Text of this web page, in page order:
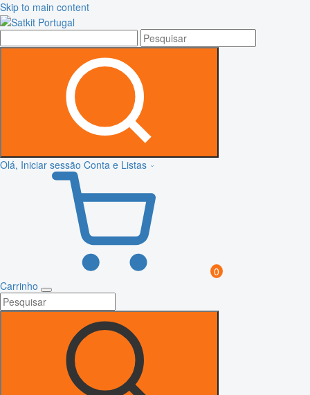
Skip to main content
Olá, Iniciar sessão Conta e Listas
0
Carrinho